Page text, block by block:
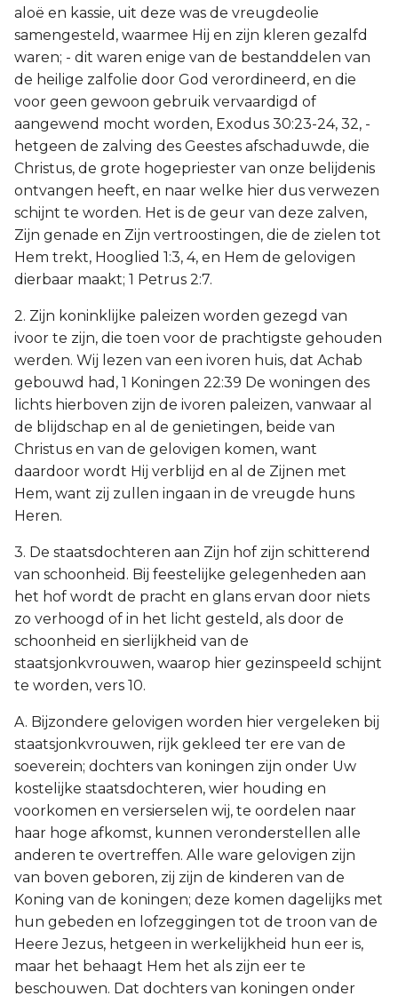
aloë en kassie, uit deze was de vreugdeolie
samengesteld, waarmee Hij en zijn kleren gezalfd
waren; - dit waren enige van de bestanddelen van
de heilige zalfolie door God verordineerd, en die
voor geen gewoon gebruik vervaardigd of
aangewend mocht worden, Exodus 30:23-24, 32, -
hetgeen de zalving des Geestes afschaduwde, die
Christus, de grote hogepriester van onze belijdenis
ontvangen heeft, en naar welke hier dus verwezen
schijnt te worden. Het is de geur van deze zalven,
Zijn genade en Zijn vertroostingen, die de zielen tot
Hem trekt, Hooglied 1:3, 4, en Hem de gelovigen
dierbaar maakt; 1 Petrus 2:7.
2. Zijn koninklijke paleizen worden gezegd van
ivoor te zijn, die toen voor de prachtigste gehouden
werden. Wij lezen van een ivoren huis, dat Achab
gebouwd had, 1 Koningen 22:39 De woningen des
lichts hierboven zijn de ivoren paleizen, vanwaar al
de blijdschap en al de genietingen, beide van
Christus en van de gelovigen komen, want
daardoor wordt Hij verblijd en al de Zijnen met
Hem, want zij zullen ingaan in de vreugde huns
Heren.
3. De staatsdochteren aan Zijn hof zijn schitterend
van schoonheid. Bij feestelijke gelegenheden aan
het hof wordt de pracht en glans ervan door niets
zo verhoogd of in het licht gesteld, als door de
schoonheid en sierlijkheid van de
staatsjonkvrouwen, waarop hier gezinspeeld schijnt
te worden, vers 10.
A. Bijzondere gelovigen worden hier vergeleken bij
staatsjonkvrouwen, rijk gekleed ter ere van de
soeverein; dochters van koningen zijn onder Uw
kostelijke staatsdochteren, wier houding en
voorkomen en versierselen wij, te oordelen naar
haar hoge afkomst, kunnen veronderstellen alle
anderen te overtreffen. Alle ware gelovigen zijn
van boven geboren, zij zijn de kinderen van de
Koning van de koningen; deze komen dagelijks met
hun gebeden en lofzeggingen tot de troon van de
Heere Jezus, hetgeen in werkelijkheid hun eer is,
maar het behaagt Hem het als zijn eer te
beschouwen. Dat dochters van koningen onder